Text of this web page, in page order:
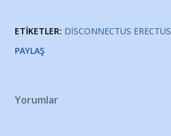
ETIKETLER: DISCONNECTUS ERECTUS
PAYLAŞ
Yorumlar